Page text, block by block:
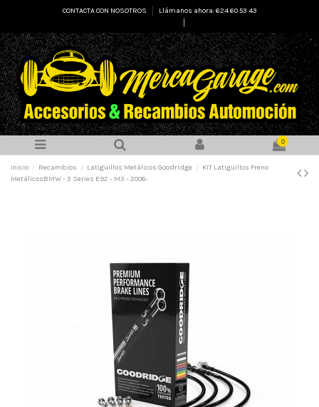
CONTACTA CON NOSOTROS
Llámanos ahora: 624 60 53 43
0
Inicio Recambios Latiguillos Metálicos Goodridge
KIT Latiguillos Freno
MetálicosBMW - 3 Series E92 - M3 - 2008-